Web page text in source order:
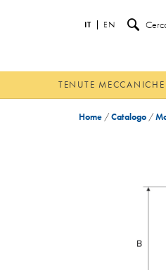
IT EN
TENUTE MECCANICHE
Home /Catalogo /